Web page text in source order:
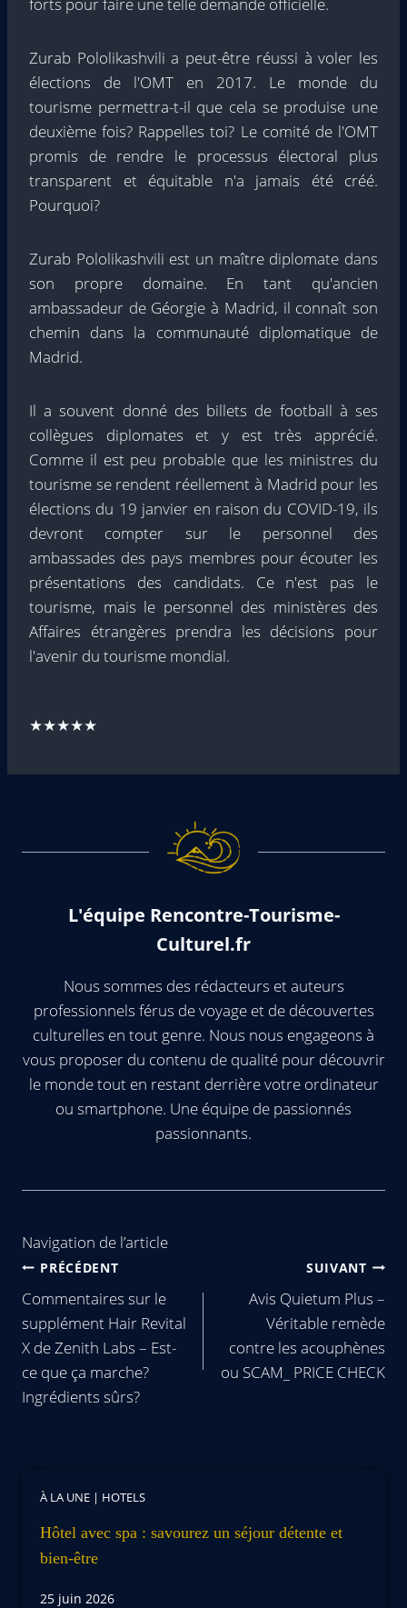
Zurab Pololikashvili a peut-être réussi à voler les
élections de l'OMT en 2017. Le monde du
tourisme permettra-t-il que cela se produise une
deuxième fois? Rappelles toi? Le comité de l'OMT
promis de rendre le processus électoral plus
transparent et équitable n'a jamais été créé.
Pourquoi?
Zurab Pololikashvili est un maître diplomate dans
son propre domaine. En tant qu'ancien
ambassadeur de Géorgie à Madrid, il connaît son
chemin dans la communauté diplomatique de
Madrid.
Il a souvent donné des billets de football à ses
collègues diplomates et y est très apprécié.
Comme il est peu probable que les ministres du
tourisme se rendent réellement à Madrid pour les
élections du 19 janvier en raison du COVID-19, ils
devront compter sur le personnel des
ambassades des pays membres pour écouter les
présentations des candidats. Ce n'est pas le
tourisme, mais le personnel des ministères des
Affaires étrangères prendra les décisions pour
l'avenir du tourisme mondial.
★★★★★
L'équipe Rencontre-Tourisme-
Culturel.fr
Nous sommes des rédacteurs et auteurs
professionnels férus de voyage et de découvertes
culturelles en tout genre. Nous nous engageons à
vous proposer du contenu de qualité pour découvrir
le monde tout en restant derrière votre ordinateur
ou smartphone. Une équipe de passionnés
passionnants.
Navigation de l’article
PRÉCÉDENT
Commentaires sur le
supplément Hair Revital
X de Zenith Labs – Est-
ce que ça marche?
Ingrédients sûrs?
SUIVANT
Avis Quietum Plus –
Véritable remède
contre les acouphènes
ou SCAM_ PRICE CHECK
À LA UNE | HOTELS
Hôtel avec spa : savourez un séjour détente et
bien-être
25 juin 2026